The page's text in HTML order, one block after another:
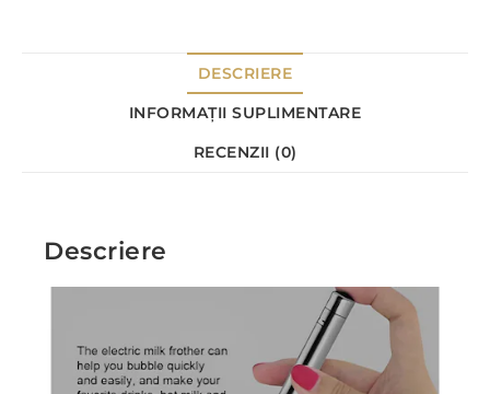
DESCRIERE
INFORMAȚII SUPLIMENTARE
RECENZII (0)
Descriere